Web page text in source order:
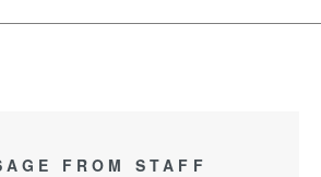
FROM STAFF